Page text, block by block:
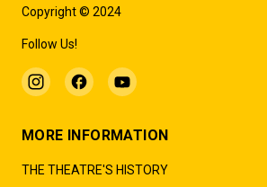
Copyright © 2024
Follow Us!
MORE INFORMATION
THE THEATRE'S HISTORY